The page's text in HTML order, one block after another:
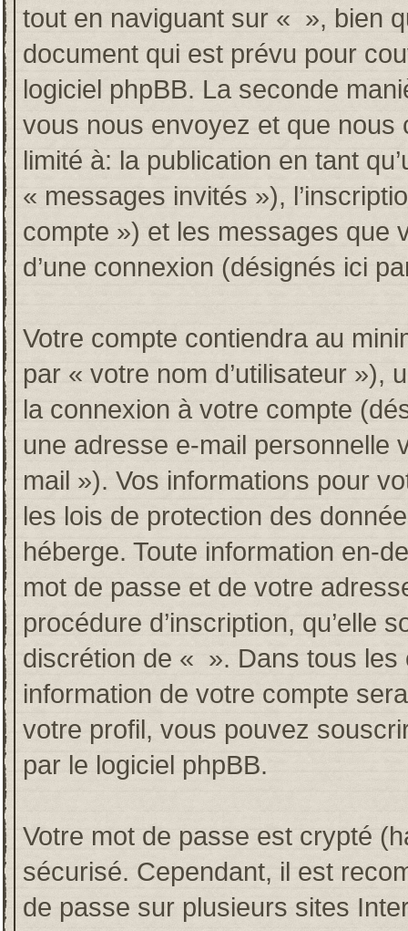
tout en naviguant sur « », bien
document qui est prévu pour
logiciel phpBB. La seconde
vous nous envoyez et que nous
limité à: la publication en tant
« messages invités »),
compte ») et les messages que
d’une connexion (désignés ici
Votre compte contiendra au
par « votre nom d’utilisateur »),
la connexion à votre compte
une adresse e-mail personnelle
mail »). Vos informations pour
les lois de protection des
héberge. Toute information en-
mot de passe et de votre
procédure d’inscription, qu’elle
discrétion de « ». Dans tous
information de votre compte
votre profil, vous pouvez
par le logiciel phpBB.
Votre mot de passe est crypté
sécurisé. Cependant, il est
de passe sur plusieurs sites